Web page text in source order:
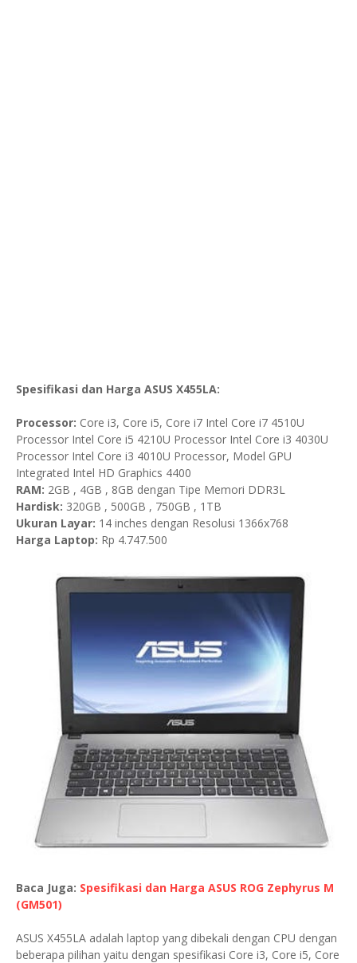
Spesifikasi dan Harga ASUS X455LA:
Processor: Core i3, Core i5, Core i7 Intel Core i7 4510U
Processor Intel Core i5 4210U Processor Intel Core i3 4030U
Processor Intel Core i3 4010U Processor, Model GPU
Integrated Intel HD Graphics 4400
RAM: 2GB , 4GB , 8GB dengan Tipe Memori DDR3L
Hardisk: 320GB , 500GB , 750GB , 1TB
Ukuran Layar: 14 inches dengan Resolusi 1366x768
Harga Laptop: Rp 4.747.500
Baca Juga: Spesifikasi dan Harga ASUS ROG Zephyrus M
(GM501)
ASUS X455LA adalah laptop yang dibekali dengan CPU dengan
beberapa pilihan yaitu dengan spesifikasi Core i3, Core i5, Core